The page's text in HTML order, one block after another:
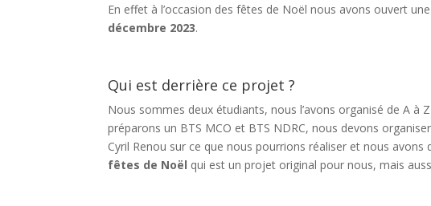
En effet à l’occasion des fêtes de Noël nous avons ouvert
décembre 2023.
Qui est derrière ce projet ?
Nous sommes deux étudiants, nous l’avons organisé de A à
préparons un BTS MCO et BTS NDRC, nous devons
Cyril Renou sur ce que nous pourrions réaliser et nous avons
fêtes de Noël qui est un projet original pour nous, mais